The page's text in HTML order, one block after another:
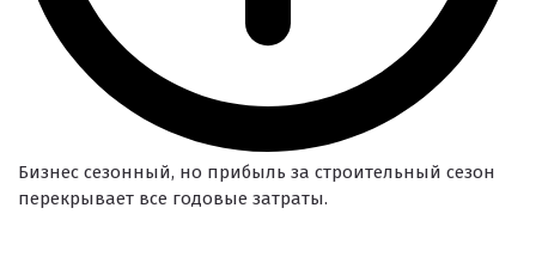
Бизнес сезонный, но прибыль за строительный сезон
перекрывает все годовые затраты.